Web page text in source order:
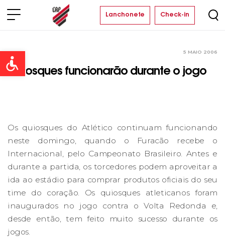
Open toolbar
Lanchonete Check-in
5 MAIO 2006
Quiosques funcionarão durante o jogo
Os quiosques do Atlético continuam funcionando
neste domingo, quando o Furacão recebe o
Internacional, pelo Campeonato Brasileiro. Antes e
durante a partida, os torcedores podem aproveitar a
ida ao estádio para comprar produtos oficiais do seu
time do coração. Os quiosques atleticanos foram
inaugurados no jogo contra o Volta Redonda e,
desde então, tem feito muito sucesso durante os
jogos.